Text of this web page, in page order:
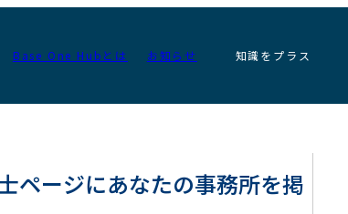
Base One Hubとは お知らせ 知識をプラス
ページにあなたの事務所を掲